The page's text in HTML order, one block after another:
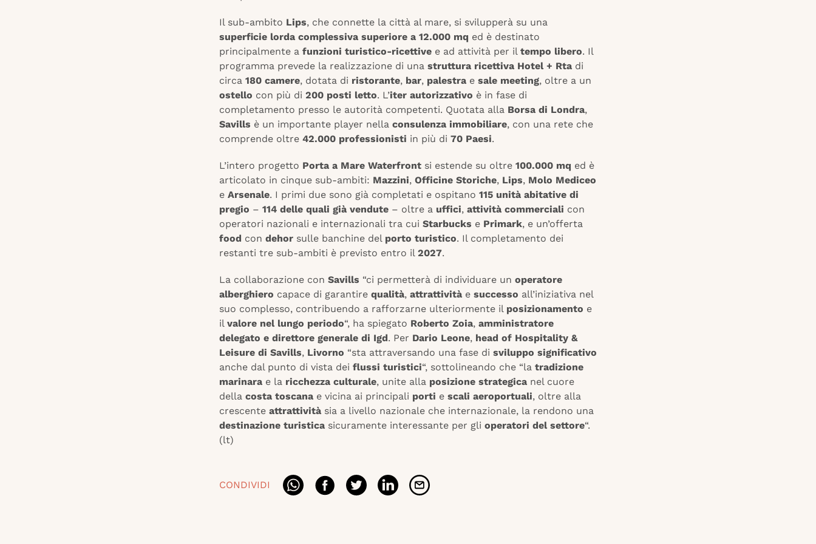
Il sub-ambito Lips, che connette la città al mare, si svilupperà su una
superficie lorda complessiva superiore a 12.000 mq ed è destinato
principalmente a funzioni turistico-ricettive e ad attività per il tempo libero. Il
programma prevede la realizzazione di una struttura ricettiva Hotel + Rta di
circa 180 camere, dotata di ristorante, bar, palestra e sale meeting, oltre a un
ostello con più di 200 posti letto. L’iter autorizzativo è in fase di
completamento presso le autorità competenti. Quotata alla Borsa di Londra,
Savills è un importante player nella consulenza immobiliare, con una rete che
comprende oltre 42.000 professionisti in più di 70 Paesi.
L’intero progetto Porta a Mare Waterfront si estende su oltre 100.000 mq ed è
articolato in cinque sub-ambiti: Mazzini, Officine Storiche, Lips, Molo Mediceo
e Arsenale. I primi due sono già completati e ospitano 115 unità abitative di
pregio – 114 delle quali già vendute – oltre a uffici, attività commerciali con
operatori nazionali e internazionali tra cui Starbucks e Primark, e un’offerta
food con dehor sulle banchine del porto turistico. Il completamento dei
restanti tre sub-ambiti è previsto entro il 2027.
La collaborazione con Savills “ci permetterà di individuare un operatore
alberghiero capace di garantire qualità, attrattività e successo all’iniziativa nel
suo complesso, contribuendo a rafforzarne ulteriormente il posizionamento e
il valore nel lungo periodo“, ha spiegato Roberto Zoia, amministratore
delegato e direttore generale di Igd. Per Dario Leone, head of Hospitality &
Leisure di Savills, Livorno “sta attraversando una fase di sviluppo significativo
anche dal punto di vista dei flussi turistici“, sottolineando che “la tradizione
marinara e la ricchezza culturale, unite alla posizione strategica nel cuore
della costa toscana e vicina ai principali porti e scali aeroportuali, oltre alla
crescente attrattività sia a livello nazionale che internazionale, la rendono una
destinazione turistica sicuramente interessante per gli operatori del settore“.
(lt)
CONDIVIDI